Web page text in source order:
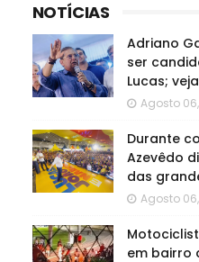
NOTÍCIAS
Adriano
ser
Lucas;
Agosto
Durante
Azevêdo
das
Agosto
em bairro